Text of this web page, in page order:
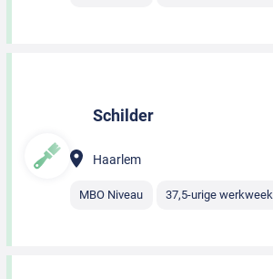
Schilder
Haarlem
MBO Niveau 37,5-urige werkweek